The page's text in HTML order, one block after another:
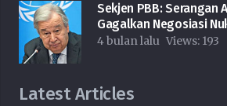
Sekjen PBB: Serangan
Gagalkan Negosiasi
4 bulan lalu Views: 193
Latest Articles